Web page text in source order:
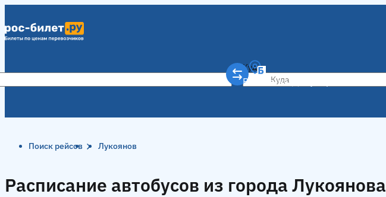
Куда
Ростов-на-Дону
Поиск рейсов Лукоянов
Расписание автобусов из города Лукоянова